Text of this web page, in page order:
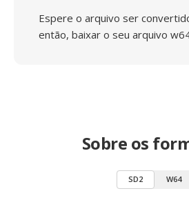
Espere o arquivo ser
então, baixar o seu arquivo
Sobre os
SD2 W64